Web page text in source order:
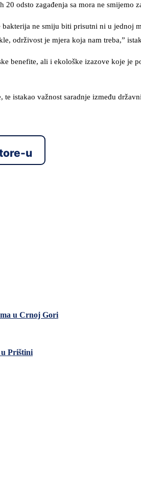
20 odsto zagađenja sa mora ne smijemo
bakterija ne smiju biti prisutni ni u jednoj
održivost je mjera koja nam treba,”
benefite, ali i ekološke izazove koje je
istakao važnost saradnje između
u
u Crnoj Gori
Prištini